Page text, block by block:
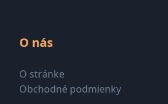
O nás
O stránke
Obchodné podmienky